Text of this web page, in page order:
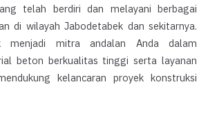
telah berdiri dan melayani berbagai
di wilayah Jabodetabek dan sekitarnya.
menjadi mitra andalan Anda dalam
beton berkualitas tinggi serta layanan
kelancaran proyek konstruksi